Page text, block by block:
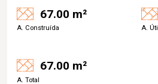
67.00 m²
A. Construída A. Útil
67.00 m²
A. Total